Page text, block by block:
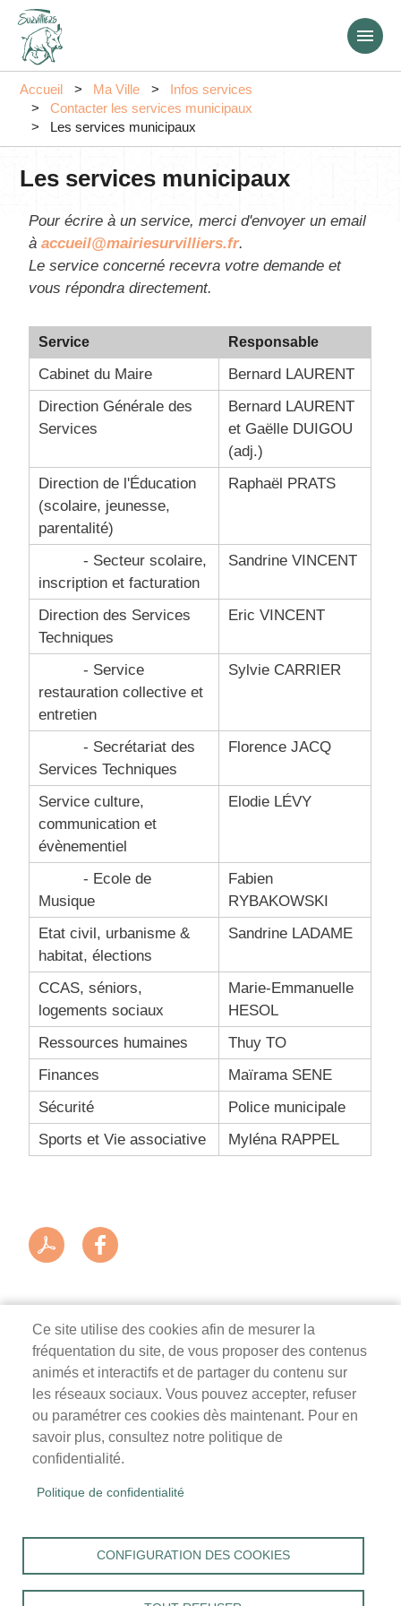
Accueil Ma Ville
Infos services
Contacter les services municipaux
Les services municipaux
Les services municipaux
Pour écrire à un service, merci d'envoyer un email
àaccueil@mairiesurvilliers.fr.
Le service concerné recevra votre demande et
vous répondra directement.
Service Responsable
Cabinet du Maire
Bernard LAURENT
Direction Générale des
Services
Bernard LAURENT
et Gaëlle DUIGOU
(adj.)
Direction de l'Éducation
(scolaire, jeunesse,
parentalité)
Raphaël PRATS
- Secteur scolaire,
inscription et facturation
Sandrine VINCENT
Direction des Services
Techniques
Eric VINCENT
- Service
restauration collective et
entretien
Sylvie CARRIER
- Secrétariat des
Services Techniques
Florence JACQ
Service culture,
communication et
évènementiel
Elodie LÉVY
- Ecole de
Musique
Fabien
RYBAKOWSKI
Etat civil, urbanisme &
habitat, élections
Sandrine LADAME
CCAS, séniors,
logements sociaux
Marie-Emmanuelle
HESOL
Ressources humaines
Thuy TO
Finances
Maïrama SENE
Sécurité
Police municipale
Sports et Vie associative
Myléna RAPPEL
Ce site utilise des cookies afin de mesurer la
fréquentation du site, de vous proposer des contenus
animés et interactifs et de partager du contenu sur
les réseaux sociaux. Vous pouvez accepter, refuser
ou paramétrer ces cookies dès maintenant. Pour en
savoir plus, consultez notre politique de
confidentialité.
Politique de confidentialité
CONFIGURATION DES COOKIES
Mairie de Survilliers
3 rue de la Liberté
95470 Survilliers
Tél. 01 34 68 26 00
mercredi, samedi : 9h-12h
Menu
de
Accueil
Mentions légales
Accessibilité : Non conforme